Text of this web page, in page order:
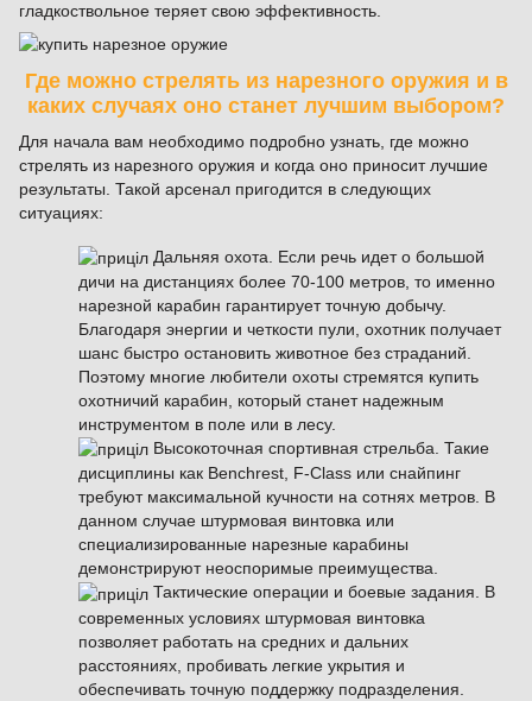
гладкоствольное теряет свою эффективность.
Где можно стрелять из нарезного оружия и в
каких случаях оно станет лучшим выбором?
Для начала вам необходимо подробно узнать, где можно
стрелять из нарезного оружия и когда оно приносит лучшие
результаты. Такой арсенал пригодится в следующих
ситуациях:
Дальняя охота. Если речь идет о большой
дичи на дистанциях более 70-100 метров, то именно
нарезной карабин гарантирует точную добычу.
Благодаря энергии и четкости пули, охотник получает
шанс быстро остановить животное без страданий.
Поэтому многие любители охоты стремятся купить
охотничий карабин, который станет надежным
инструментом в поле или в лесу.
Высокоточная спортивная стрельба. Такие
дисциплины как Benchrest, F-Class или снайпинг
требуют максимальной кучности на сотнях метров. В
данном случае штурмовая винтовка или
специализированные нарезные карабины
демонстрируют неоспоримые преимущества.
Тактические операции и боевые задания. В
современных условиях штурмовая винтовка
позволяет работать на средних и дальних
расстояниях, пробивать легкие укрытия и
обеспечивать точную поддержку подразделения.